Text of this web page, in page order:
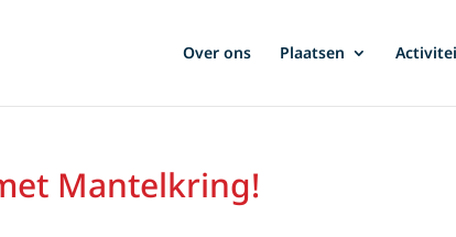
Over ons Plaatsen
Mantelkring!